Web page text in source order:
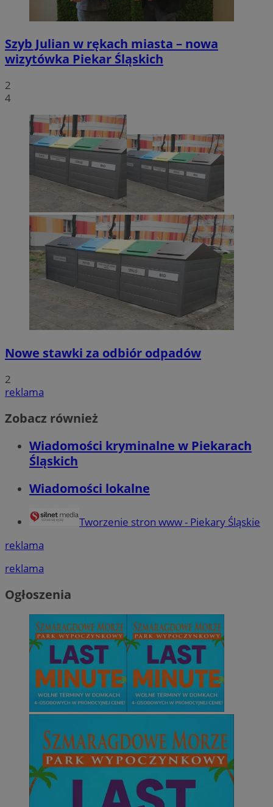
Szyb Julian w rękach miasta – nowa
wizytówka Piekar Śląskich
2
4
Nowe stawki za odbiór odpadów
2
reklama
Zobacz również
Wiadomości kryminalne w Piekarach
Śląskich
Wiadomości lokalne
Tworzenie stron www - Piekary Śląskie
reklama
reklama
Ogłoszenia